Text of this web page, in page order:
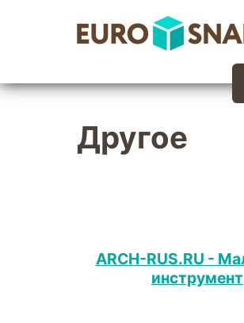
Другое
ARCH-RUS.RU -
инструмент